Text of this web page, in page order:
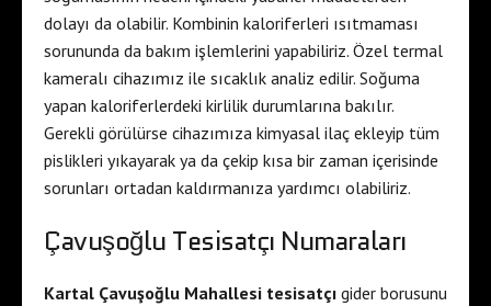
dolayı da olabilir. Kombinin kaloriferleri ısıtmaması
sorununda da bakım işlemlerini yapabiliriz. Özel termal
kameralı cihazımız ile sıcaklık analiz edilir. Soğuma
yapan kaloriferlerdeki kirlilik durumlarına bakılır.
Gerekli görülürse cihazımıza kimyasal ilaç ekleyip tüm
pislikleri yıkayarak ya da çekip kısa bir zaman içerisinde
sorunları ortadan kaldırmanıza yardımcı olabiliriz.
Çavuşoğlu Tesisatçı Numaraları
Kartal Çavuşoğlu Mahallesi tesisatçı gider borusunu